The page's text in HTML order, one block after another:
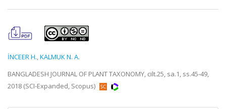
İNCEER H.,KALMUK N. A.
BANGLADESH JOURNAL OF PLANT TAXONOMY, cilt.25, sa.1, ss.45-49,
2018 (SCI-Expanded, Scopus)